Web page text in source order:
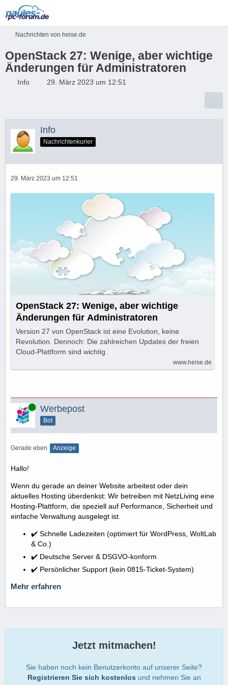
Nachrichten von heise.de
OpenStack 27: Wenige, aber wichtige
Änderungen für Administratoren
Info 29. März 2023 um 12:51
Info
Nachrichtenkurier
29. März 2023 um 12:51
OpenStack 27: Wenige, aber wichtige
Änderungen für Administratoren
Version 27 von OpenStack ist eine Evolution, keine
Revolution. Dennoch: Die zahlreichen Updates der freien
Cloud-Plattform sind wichtig.
www.heise.de
Online Werbepost
Bot
Gerade eben Anzeige
Hallo!
Wenn du gerade an deiner Website arbeitest oder dein
aktuelles Hosting überdenkst: Wir betreiben mit NetzLiving eine
Hosting-Plattform, die speziell auf Performance, Sicherheit und
einfache Verwaltung ausgelegt ist.
✔️ Schnelle Ladezeiten (optimiert für WordPress, WoltLab
& Co.)
✔️ Deutsche Server & DSGVO-konform
✔️ Persönlicher Support (kein 0815-Ticket-System)
Mehr erfahren
Jetzt mitmachen!
Sie haben noch kein Benutzerkonto auf unserer Seite?
Registrieren Sie sich kostenlos und nehmen Sie an